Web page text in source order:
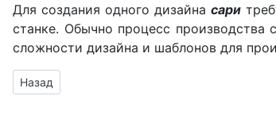
Для создания одного дизайна сари
станке. Обычно процесс производства
сложности дизайна и шаблонов для
Предыдущий: Сарнатх
Назад